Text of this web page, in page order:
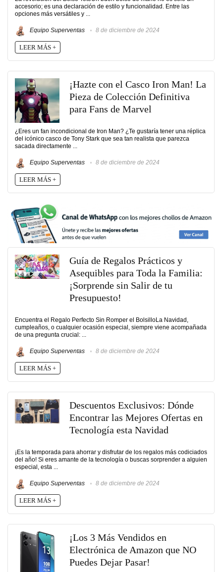
accesorio; es una declaración de estilo y funcionalidad. Entre las
opciones más versátiles y ...
Equipo Superventas 8 de diciembre de 2024
LEER MÁS +
¡Hazte con el Casco Iron Man! La
Pieza de Colección Definitiva
para Fans de Marvel
¿Eres un fan incondicional de Iron Man? ¿Te gustaría tener una réplica
del icónico casco de Tony Stark que sea tan realista que parezca
sacada directamente ...
Equipo Superventas 8 de diciembre de 2024
LEER MÁS +
Guía de Regalos Prácticos y
Asequibles para Toda la Familia:
¡Sorprende sin Salir de tu
Presupuesto!
Encuentra el Regalo Perfecto Sin Romper el BolsilloLa Navidad,
cumpleaños, o cualquier ocasión especial, siempre viene acompañada
de una pregunta crucial: ...
Equipo Superventas 8 de diciembre de 2024
LEER MÁS +
Descuentos Exclusivos: Dónde
Encontrar las Mejores Ofertas en
Tecnología esta Navidad
¡Es la temporada para ahorrar y disfrutar de los regalos más codiciados
del año! Si eres amante de la tecnología o buscas sorprender a alguien
especial, esta ...
Equipo Superventas 8 de diciembre de 2024
LEER MÁS +
¡Los 3 Más Vendidos en
Electrónica de Amazon que NO
Puedes Dejar Pasar!